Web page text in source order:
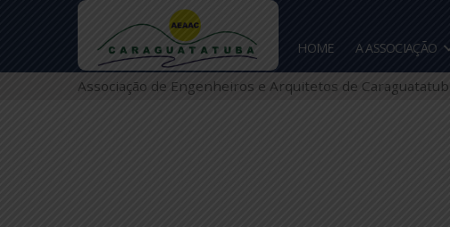
HOME A
Associação de Engenheiros e Arquitetos de